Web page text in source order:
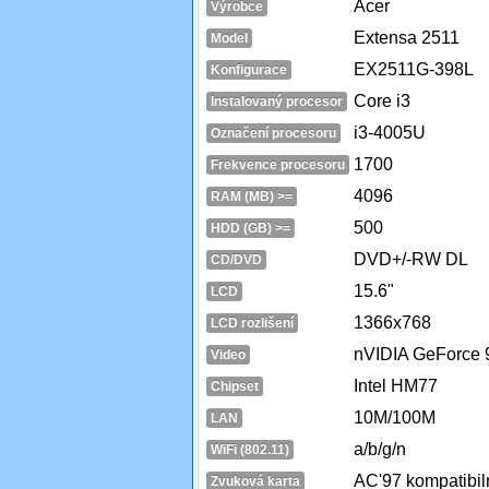
Výrobce Acer
Model Extensa 2511
Konfigurace EX2511G-398L
Instalovaný procesor Core i3
Označení procesoru i3-4005U
Frekvence procesoru 1700
RAM (MB) >= 4096
HDD (GB) >= 500
CD/DVD DVD+/-RW DL
LCD 15.6"
LCD rozlišení 1366x768
Video nVIDIA GeForce
Chipset Intel HM77
LAN 10M/100M
WiFi (802.11) a/b/g/n
Zvuková karta AC'97